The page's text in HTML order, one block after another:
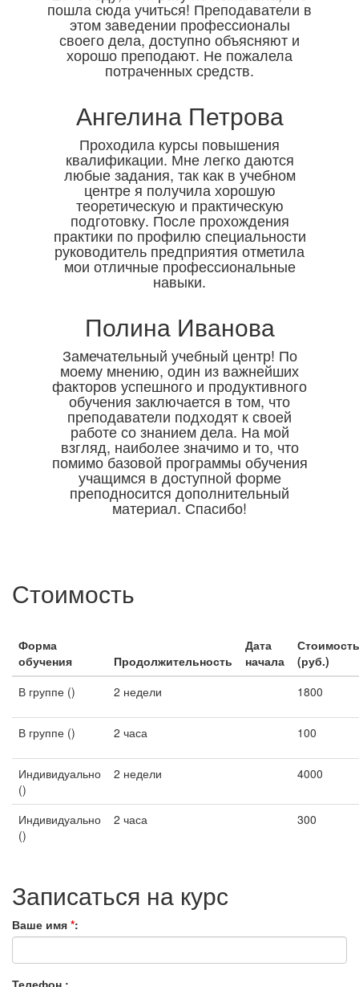
пошла сюда учиться! Преподаватели в
этом заведении профессионалы
своего дела, доступно объясняют и
хорошо преподают. Не пожалела
потраченных средств.
Ангелина Петрова
Проходила курсы повышения
квалификации. Мне легко даются
любые задания, так как в учебном
центре я получила хорошую
теоретическую и практическую
подготовку. После прохождения
практики по профилю специальности
руководитель предприятия отметила
мои отличные профессиональные
навыки.
Полина Иванова
Замечательный учебный центр! По
моему мнению, один из важнейших
факторов успешного и продуктивного
обучения заключается в том, что
преподаватели подходят к своей
работе со знанием дела. На мой
взгляд, наиболее значимо и то, что
помимо базовой программы обучения
учащимся в доступной форме
преподносится дополнительный
материал. Спасибо!
Стоимость
Форма
обучения
Продолжительность
Дата
начала
Стоимость
(руб.)
В группе ()
2 недели 1800
В группе () 2 часа 100
Индивидуально
()
2 недели 4000
Индивидуально
()
2 часа 300
Записаться на курс
Ваше имя *: